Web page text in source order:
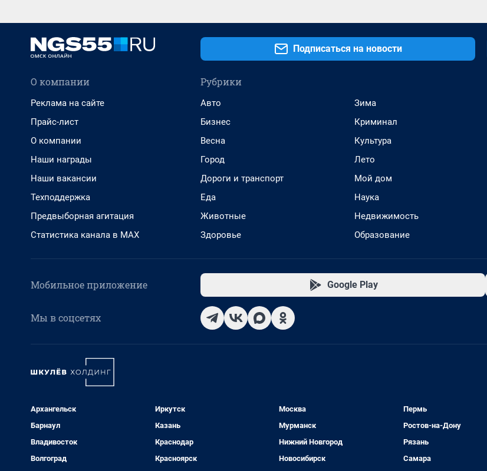
Подписаться на новости
О компании
Реклама на сайте
Прайс-лист
О компании
Наши награды
Наши вакансии
Техподдержка
Предвыборная агитация
Статистика канала в MAX
Рубрики
Авто
Бизнес
Весна
Город
Дороги и транспорт
Еда
Животные
Здоровье
Зима
Криминал
Культура
Лето
Мой дом
Наука
Недвижимость
Образование
Мобильное приложение Google Play
Мы в соцсетях
Архангельск
Барнаул
Владивосток
Волгоград
Иркутск
Казань
Краснодар
Красноярск
Москва
Мурманск
Нижний Новгород
Новосибирск
Пермь
Ростов-на-Дону
Рязань
Самара